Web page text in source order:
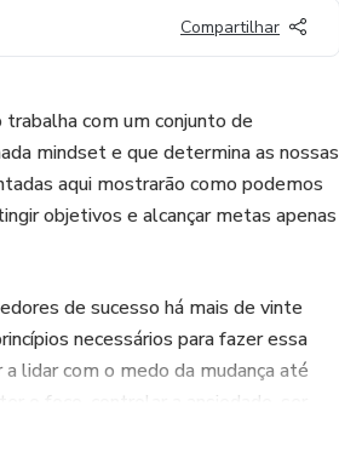
Compartilhar
trabalha com um conjunto de
mindset e que determina as nossas
aqui mostrarão como podemos
objetivos e alcançar metas apenas
de sucesso há mais de vinte
necessários para fazer essa
lidar com o medo da mudança até
o foco, controlar a ansiedade, ser
ajudar você a construir, passo a